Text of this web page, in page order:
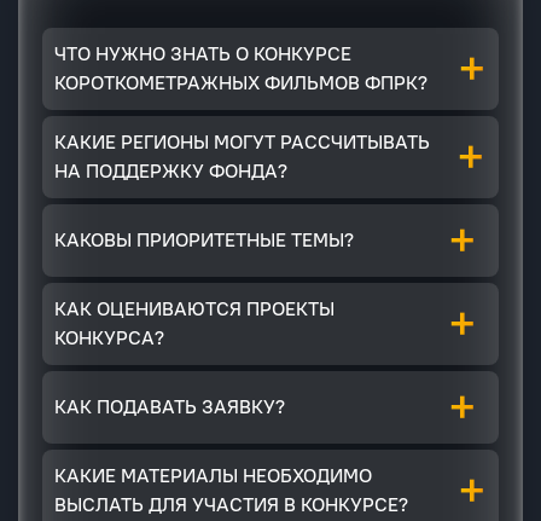
ЧТО НУЖНО ЗНАТЬ О КОНКУРСЕ
КОРОТКОМЕТРАЖНЫХ ФИЛЬМОВ ФПРК?
+
КАКИЕ РЕГИОНЫ МОГУТ РАССЧИТЫВАТЬ
НА ПОДДЕРЖКУ ФОНДА?
+
КАКОВЫ ПРИОРИТЕТНЫЕ ТЕМЫ? +
КАК ОЦЕНИВАЮТСЯ ПРОЕКТЫ
КОНКУРСА?
+
КАК ПОДАВАТЬ ЗАЯВКУ? +
КАКИЕ МАТЕРИАЛЫ НЕОБХОДИМО
ВЫСЛАТЬ ДЛЯ УЧАСТИЯ В КОНКУРСЕ?
+